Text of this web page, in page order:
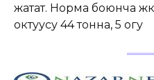
жатат. Норма боюнча
октуусу 44 тонна, 5 огу